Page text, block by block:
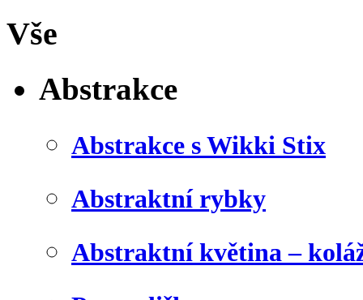
Vše
Abstrakce
Abstrakce s Wikki Stix
Abstraktní rybky
Abstraktní květina –